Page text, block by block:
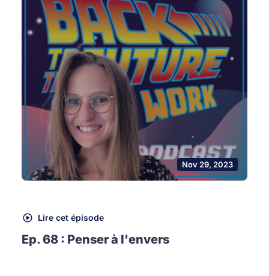
Nov 29, 2023
Lire cet épisode
Ep. 68 : Penser à l'envers